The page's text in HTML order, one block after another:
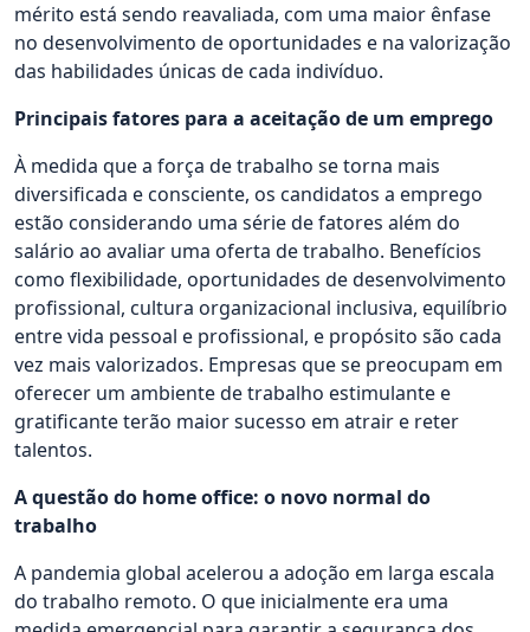
mérito está sendo reavaliada, com uma maior ênfase
no desenvolvimento de oportunidades e na valorização
das habilidades únicas de cada indivíduo.
Principais fatores para a aceitação de um emprego
À medida que a força de trabalho se torna mais
diversificada e consciente, os candidatos a emprego
estão considerando uma série de fatores além do
salário ao avaliar uma oferta de trabalho. Benefícios
como flexibilidade, oportunidades de desenvolvimento
profissional, cultura organizacional inclusiva, equilíbrio
entre vida pessoal e profissional, e propósito são cada
vez mais valorizados. Empresas que se preocupam em
oferecer um ambiente de trabalho estimulante e
gratificante terão maior sucesso em atrair e reter
talentos.
A questão do home office: o novo normal do
trabalho
A pandemia global acelerou a adoção em larga escala
do trabalho remoto. O que inicialmente era uma